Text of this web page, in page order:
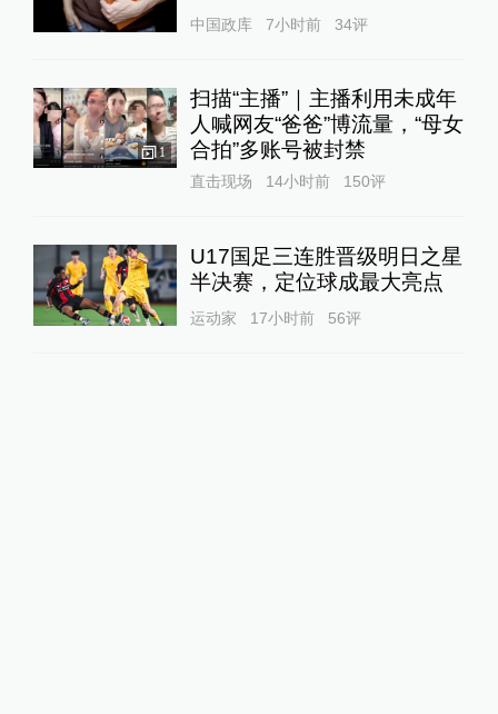
中国政库 7小时前 34评
1
扫描“主播”｜主播利用未成年
人喊网友“爸爸”博流量，“母女
合拍”多账号被封禁
直击现场 14小时前 150评
U17国足三连胜晋级明日之星
半决赛，定位球成最大亮点
运动家 17小时前 56评